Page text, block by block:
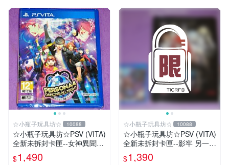
☆小瓶子玩具坊☆ 10088
☆小瓶子玩具坊☆PSV (VITA)
全新未拆封卡匣--女神異聞錄
4 通宵熱舞 中文版
$1,490
☆小瓶子玩具坊☆ 10088
☆小瓶子玩具坊☆PSV (VITA)
全新未拆封卡匣--影牢 另一名
公主 + 特典--拼圖
$1,390